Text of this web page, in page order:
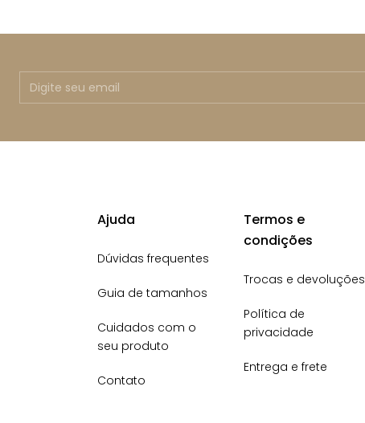
Ajuda
Dúvidas frequentes
Guia de tamanhos
Cuidados com o
seu produto
Contato
Termos e
condições
Trocas e devoluções
Política de
privacidade
Entrega e frete